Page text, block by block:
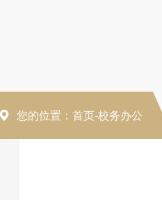
您的位置： 首页-校务办公